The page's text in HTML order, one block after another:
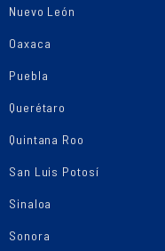
Nuevo León
Oaxaca
Puebla
Querétaro
Quintana Roo
San Luis Potosí
Sinaloa
Sonora